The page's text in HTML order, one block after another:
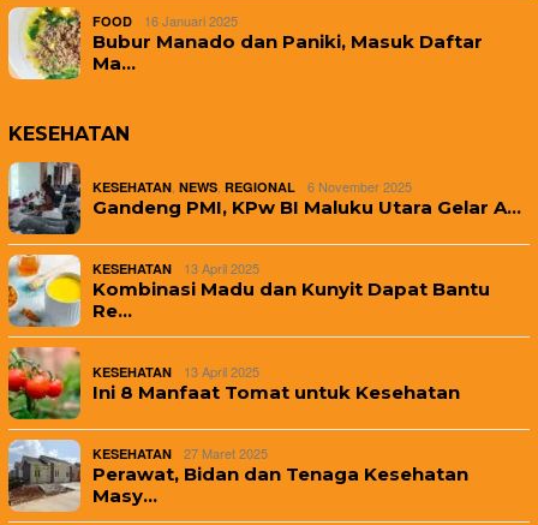
FOOD 16 Januari 2025
Bubur Manado dan Paniki, Masuk Daftar
Ma…
KESEHATAN
KESEHATAN NEWS REGIONAL 6 November 2025
Gandeng PMI, KPw BI Maluku Utara Gelar A…
KESEHATAN 13 April 2025
Kombinasi Madu dan Kunyit Dapat Bantu
Re…
KESEHATAN 13 April 2025
Ini 8 Manfaat Tomat untuk Kesehatan
KESEHATAN 27 Maret 2025
Perawat, Bidan dan Tenaga Kesehatan
Masy…